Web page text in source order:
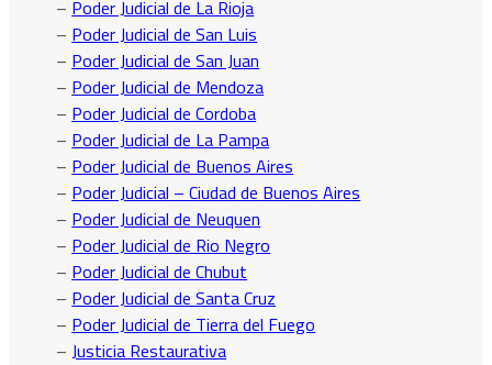
– Poder Judicial de La Rioja
– Poder Judicial de San Luis
– Poder Judicial de San Juan
– Poder Judicial de Mendoza
– Poder Judicial de Cordoba
– Poder Judicial de La Pampa
– Poder Judicial de Buenos Aires
– Poder Judicial – Ciudad de Buenos Aires
– Poder Judicial de Neuquen
– Poder Judicial de Rio Negro
– Poder Judicial de Chubut
– Poder Judicial de Santa Cruz
– Poder Judicial de Tierra del Fuego
–Justicia Restaurativa